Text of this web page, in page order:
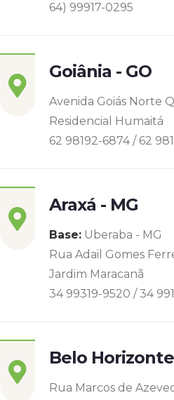
64) 99917-0295
Goiânia - GO
Avenida Goiás Norte
Residencial Humaitá
62 98192-6874 / 62
Araxá - MG
Base: Uberaba - MG
Rua Adail Gomes
Jardim Maracanã
34 99319-9520 / 34
Belo
Rua Marcos de